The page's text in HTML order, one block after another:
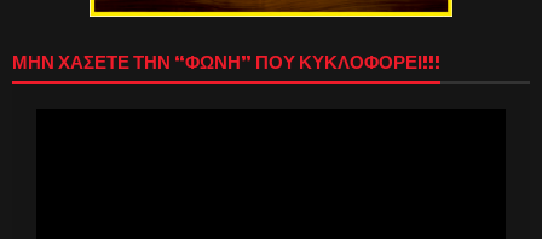
ΜΗΝ ΧΑΣΕΤΕ ΤΗΝ “ΦΩΝΗ” ΠΟΥ ΚΥΚΛΟΦΟΡΕΙ!!!